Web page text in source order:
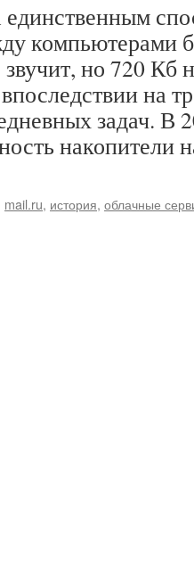
компьютерами
но 720 Кб
на
задач. В
mail.ru, история, облачные